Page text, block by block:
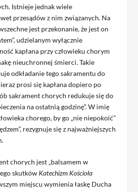
Istnieje jednak wiele
przesądów z nim związanych. Na
jest przekonanie, że jest on
udzielanym wyłącznie
kapłana przy człowieku chorym
nieuchronnej śmierci. Takie
odkładanie tego sakramentu do
prosi się kapłana dopiero po
sakrament chorych redukuje się do
na ostatnią godzinę”. W imię
chorego, by go „nie niepokoić”
rezygnuje się z najważniejszych
chorych jest „balsamem w
skutków Katechizm Kościoła
miejscu wymienia łaskę Ducha